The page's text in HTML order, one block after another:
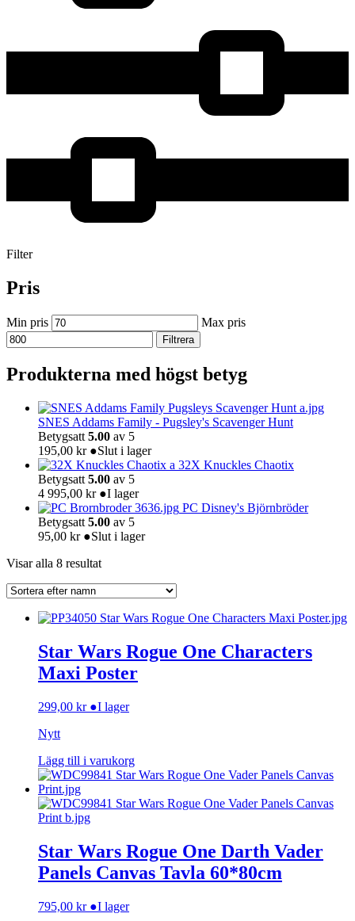
Filter
Pris
Min pris Max pris
Filtrera
Produkterna med högst betyg
SNES Addams Family - Pugsley's Scavenger Hunt
Betygsatt 5.00 av 5
195,00 kr ●Slut i lager
32X Knuckles Chaotix
Betygsatt 5.00 av 5
4 995,00 kr ●I lager
PC Disney's Björnbröder
Betygsatt 5.00 av 5
95,00 kr ●Slut i lager
Visar alla 8 resultat
Star Wars Rogue One Characters
Maxi Poster
299,00 kr ●I lager
Nytt
Lägg till i varukorg
Star Wars Rogue One Darth Vader
Panels Canvas Tavla 60*80cm
795,00 kr ●I lager